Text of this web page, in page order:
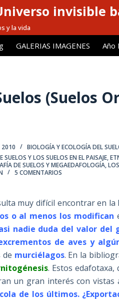
invisible
y la vida
GALERIAS IMAGENES Año
(Suelos
2010 BIOLOGÍA Y ECOLOGÍA DEL
SUELOS Y LOS SUELOS EN EL PAISAJE,
DE SUELOS Y MEGAEDAFOLOGÍA,
5 COMENTARIOS
muy difícil encontrar en
o al menos los modifican
nadie duda del valor
de aves y
de murciélagos. En la
. Estos
un gran interés con
de los últimos.